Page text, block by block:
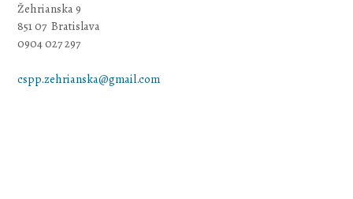
Žehrianska 9
851 07 Bratislava
0904 027 297
cspp.zehrianska@gmail.com